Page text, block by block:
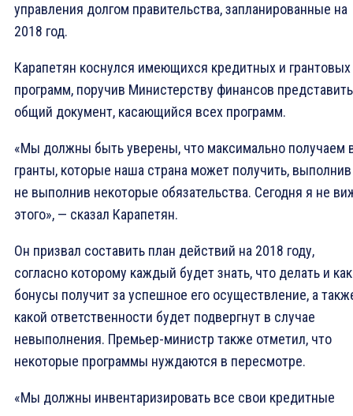
управления долгом правительства, запланированные на
2018 год.
Карапетян коснулся имеющихся кредитных и грантовых
программ, поручив Министерству финансов представить
общий документ, касающийся всех программ.
«Мы должны быть уверены, что максимально получаем
гранты, которые наша страна может получить,
не выполнив некоторые обязательства. Сегодня я не
этого», — сказал Карапетян.
Он призвал составить план действий на 2018 году,
согласно которому каждый будет знать, что делать и
бонусы получит за успешное его осуществление, а
какой ответственности будет подвергнут в случае
невыполнения. Премьер-министр также отметил, что
некоторые программы нуждаются в пересмотре.
«Мы должны инвентаризировать все свои кредитные